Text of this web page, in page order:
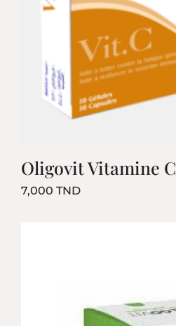
Oligovit Vitamine C
7,000 TNDPrix